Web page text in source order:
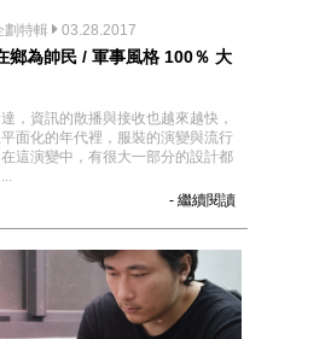
劃特輯 03.28.2017
鄉為帥民 / 軍事風格 100％ 大
，資訊的散播與接收也越來越快，
面化的年代裡，服裝的演變與流行
這演變中，有很大一部分的設計都
- 繼續閱讀